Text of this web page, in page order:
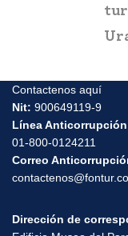
Contactenos aquí
Nit: 900649119-9
Línea
01-800-0124211
Correo
Dirección de